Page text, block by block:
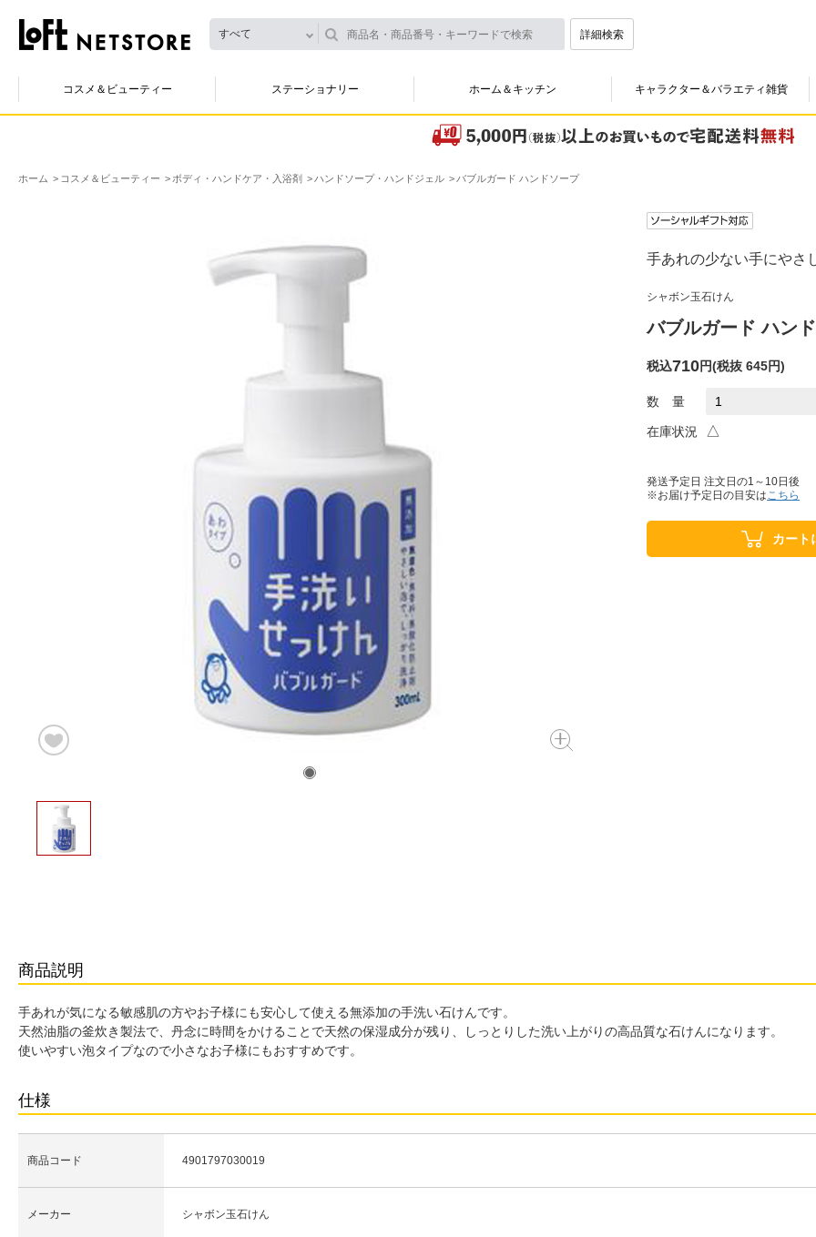
すべて 詳細検索
コスメ＆ビューティー ステーショナリー ホーム＆キッチン キャラクター＆バラエティ雑貨
ホーム コスメ＆ビューティー ボディ・ハンドケア・入浴剤 ハンドソープ・ハンドジェル バブルガード ハンドソープ
手あれの少ない手にやさ
シャボン玉石けん
バブルガード ハン
税込710円(税抜 645円)
数 量
在庫状況 △
発送予定日 注文日の1～10日後
※お届け予定日の目安はこちら
カート
商品説明
手あれが気になる敏感肌の方やお子様にも安心して使える無添加の手洗い石けんです。
天然油脂の釜炊き製法で、丹念に時間をかけることで天然の保湿成分が残り、しっとりした洗い上がりの高品質な石けんになります。
使いやすい泡タイプなので小さなお子様にもおすすめです。
仕様
商品コード 4901797030019
メーカー シャボン玉石けん